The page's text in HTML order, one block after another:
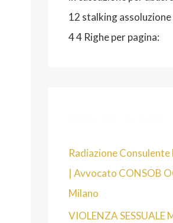
12 stalking
4 4 Righe per pagina:
Radiazione Consulente
| Avvocato CONSOB
Milano
VIOLENZA SESSUALE